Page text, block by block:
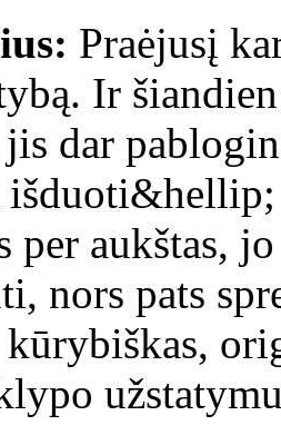
Praėjusį
Ir
jis dar
per aukštas,
nors pats